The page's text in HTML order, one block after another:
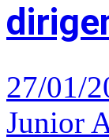
27/01/
Junior